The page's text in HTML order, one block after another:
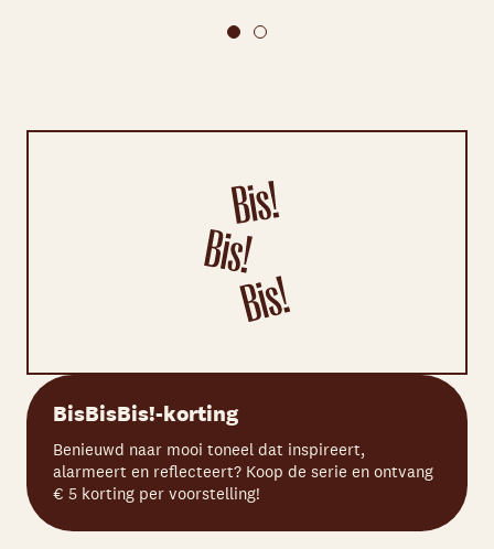
BisBisBis!-korting
Benieuwd naar mooi toneel dat inspireert,
alarmeert en reflecteert? Koop de serie en ontvang
€ 5 korting per voorstelling!